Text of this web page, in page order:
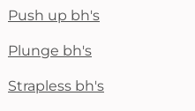
Push up bh's
Plunge bh's
Strapless bh's